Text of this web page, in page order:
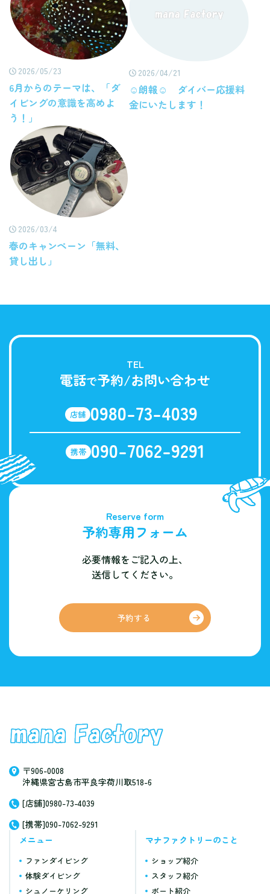
2026/05/23
6月からのテーマは、「ダ
イビングの意識を高めよ
う！」
2026/04/21
☺朗報☺ ダイバー応援料
金にいたします！
2026/03/4
春のキャンペーン「無料、
貸し出し」
TEL
電話で予約/お問い合わせ
店舗 0980-73-4039
携帯 090-7062-9291
Reserve form
予約専用フォーム
必要情報をご記入の上、
送信してください。
予約する
〒906-0008
沖縄県宮古島市平良字荷川取518-6
[店舗]0980-73-4039
[携帯]090-7062-9291
メニュー
ファンダイビング
体験ダイビング
シュノーケリング
マナファクトリーのこと
ショップ紹介
スタッフ紹介
ボート紹介